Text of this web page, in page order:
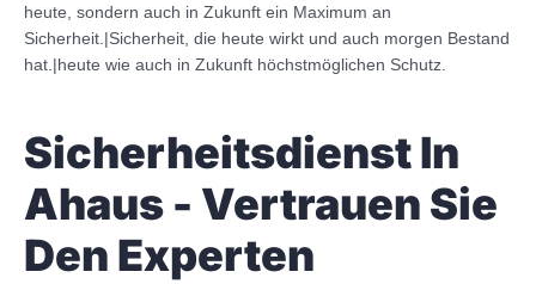
heute, sondern auch in Zukunft ein Maximum an
Sicherheit.|Sicherheit, die heute wirkt und auch morgen Bestand
hat.|heute wie auch in Zukunft höchstmöglichen Schutz.
Sicherheitsdienst In
Ahaus - Vertrauen Sie
Den Experten